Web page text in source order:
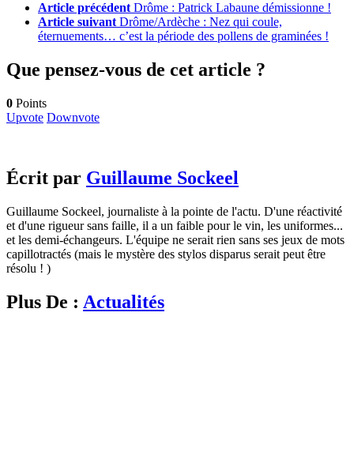
Article précédent Drôme : Patrick Labaune démissionne !
Article suivant Drôme/Ardèche : Nez qui coule,
éternuements… c’est la période des pollens de graminées !
Que pensez-vous de cet article ?
0 Points
Upvote Downvote
Écrit par Guillaume Sockeel
Guillaume Sockeel, journaliste à la pointe de l'actu. D'une réactivité
et d'une rigueur sans faille, il a un faible pour le vin, les uniformes...
et les demi-échangeurs. L'équipe ne serait rien sans ses jeux de mots
capillotractés (mais le mystère des stylos disparus serait peut être
résolu ! )
Plus De : Actualités